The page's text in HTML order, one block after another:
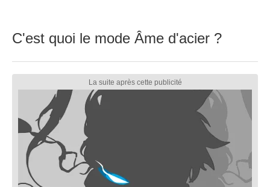
C'est quoi le mode Âme d'acier ?